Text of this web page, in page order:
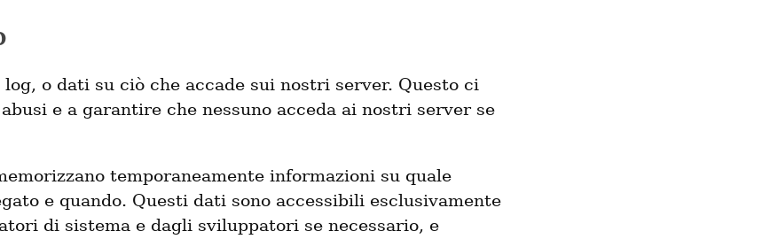
o dati su ciò che accade sui nostri server. Questo ci
e a garantire che nessuno acceda ai nostri server se
temporaneamente informazioni su quale
e quando. Questi dati sono accessibili esclusivamente
di sistema e dagli sviluppatori se necessario, e